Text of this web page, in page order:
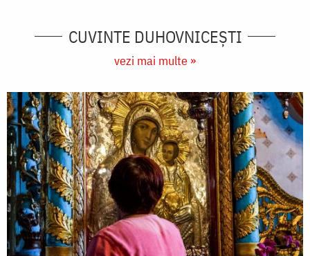
CUVINTE DUHOVNICEȘTI
vezi mai multe »